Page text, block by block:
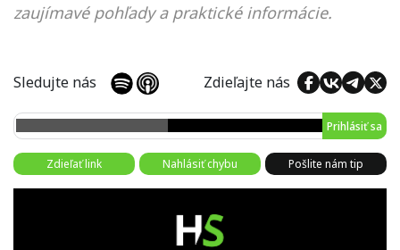
zaujímavé pohľady a praktické informácie.
Sledujte nás Zdieľajte nás
Prihlásiť sa
Zdieľať link Nahlásiť chybu Pošlite nám tip